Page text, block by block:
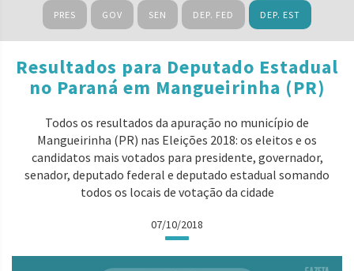
PRES GOV SEN DEP. FED DEP. EST
Resultados para Deputado Estadual
no Paraná em Mangueirinha (PR)
Todos os resultados da apuração no município de
Mangueirinha (PR) nas Eleições 2018: os eleitos e os
candidatos mais votados para presidente, governador,
senador, deputado federal e deputado estadual somando
todos os locais de votação da cidade
07/10/2018